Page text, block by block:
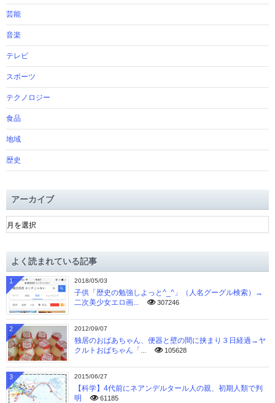
芸能
音楽
テレビ
スポーツ
テクノロジー
食品
地域
歴史
アーカイブ
ア
ー
ブよく読まれている記事
2018/05/03
子供「歴史の勉強しよっと^_^」（人名グーグル検索）→
二次美少女エロ画...
307246
1
2012/09/07
独居のおばあちゃん、便器と壁の間に挟まり３日経過→ヤ
クルトおばちゃん「...
105628
2
2015/06/27
【科学】4代前にネアンデルタール人の親、初期人類で判
明
61185
3